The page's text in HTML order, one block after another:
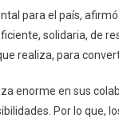
para el país,
solidaria, de
realiza, para
enorme en sus
Por lo que,